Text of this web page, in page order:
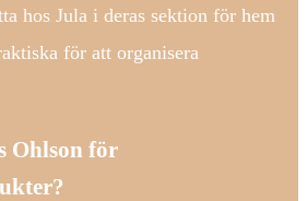
hos Jula i deras sektion för hem
för att organisera
Ohlson för